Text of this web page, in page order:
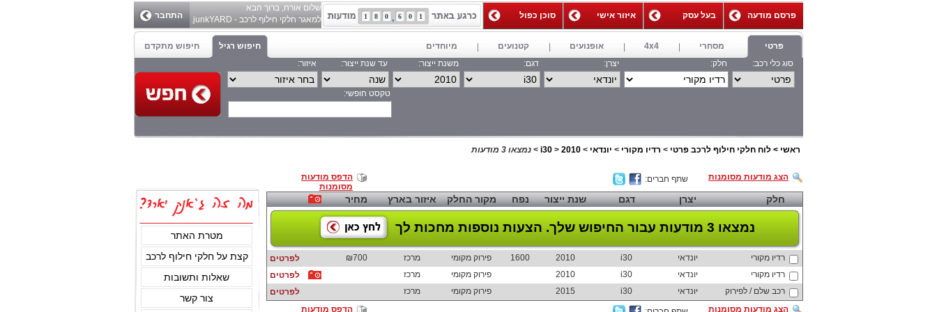
פרסם מודעה בעל עסק איזור אישי סוכן כפול 1
0
6 ,
0
8
1
שלום אורח, ברוך הבא
למאגר חלקי חילוף לרכב - junkYARD.
התחבר
חיפוש מתקדם חיפוש רגיל פרטי מסחרי 4x4 אופנועים קטנועים
מיוחדים
סוג כלי רכב:
חלק: יצרן: דגם: משנת ייצור: עד שנת ייצור: איזור:
טקסט חופשי:
ראשי > לוח חלקי חילוף לרכב פרטי > רדיו מקורי > יונדאי >
i30 > 2010
> נמצאו 3 מודעות
הצג מודעות מסומנות
הדפס מודעות
מסומנות
שתף חברים:
חלק יצרן דגם שנת ייצור נפח מקור החלק איזור בארץ מחיר
נמצאו 3 מודעות עבור החיפוש שלך. הצעות נוספות מחכות לך
רדיו מקורי יונדאי i30
2010
1600 פירוק מקומי מרכז ₪700
לפרטים
רדיו מקורי
יונדאי i30
2010 פירוק מקומי מרכז
לפרטים
רכב שלם / לפירוק
יונדאי i30
2015 פירוק מקומי מרכז
לפרטים
הצג מודעות מסומנות
הדפס מודעות
מטרת האתר
קצת על חלקי חילוף לרכב
שאלות ותשובות
צור קשר